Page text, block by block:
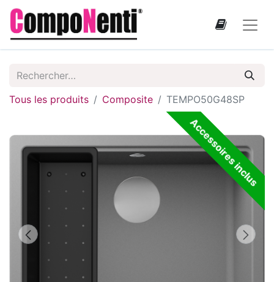
Tous les produits Composite TEMPO50G48SP
Accessoires inclus